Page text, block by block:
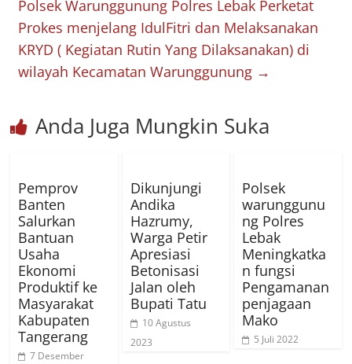
Polsek Warunggunung Polres Lebak Perketat
Prokes menjelang IdulFitri dan Melaksanakan
KRYD ( Kegiatan Rutin Yang Dilaksanakan) di
wilayah Kecamatan Warunggunung →
Anda Juga Mungkin Suka
Pemprov
Banten
Salurkan
Bantuan
Usaha
Ekonomi
Produktif ke
Masyarakat
Kabupaten
Tangerang
7 Desember
Dikunjungi
Andika
Hazrumy,
Warga Petir
Apresiasi
Betonisasi
Jalan oleh
Bupati Tatu
10 Agustus
2023
Polsek
warunggunu
ng Polres
Lebak
Meningkatka
n fungsi
Pengamanan
penjagaan
Mako
5 Juli 2022